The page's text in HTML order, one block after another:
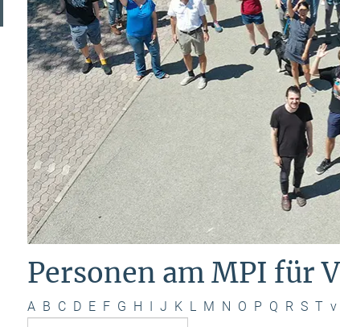
Personen am MPI für
A B C D E F G H I J K L M N O P Q R S T v